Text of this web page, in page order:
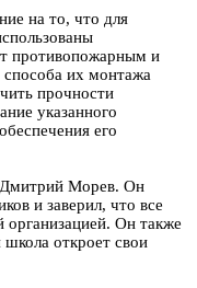
на то, что для
противопожарным и
их монтажа
прочности
указанного
его
Дмитрий Морев. Он
и заверил, что все
организацией. Он также
откроет свои